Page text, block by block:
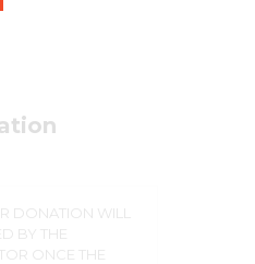
DONATION WILL
BY THE
ONCE THE